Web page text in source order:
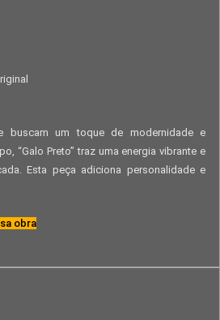
buscam um toque de modernidade e
“Galo Preto” traz uma energia vibrante e
Esta peça adiciona personalidade e
obra